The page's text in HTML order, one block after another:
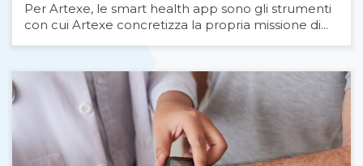
Per Artexe, le smart health app sono gli strumenti
con cui Artexe concretizza la propria missione di...